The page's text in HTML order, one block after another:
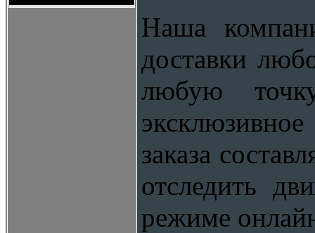
Наша
доставки
любую
заказа
отследить
режиме